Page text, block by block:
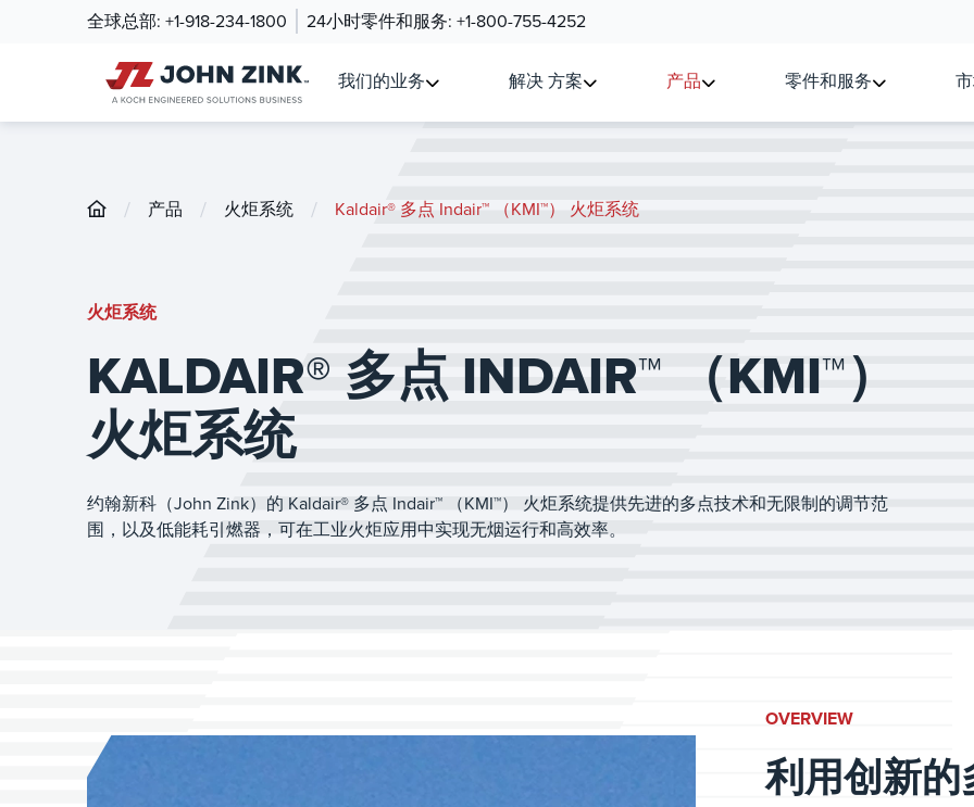
全球总部: +1-918-234-1800 24小时零件和服务: +1-800-755-4252
我们的业务 解决 方案 产品 零件和服务
/ 产品 / 火炬系统 / Kaldair® 多点 Indair™ （KMI™） 火炬系统
火炬系统
KALDAIR® 多点 INDAIR™ （KMI™）
火炬系统
约翰新科（John Zink）的 Kaldair® 多点 Indair™ （KMI™） 火炬系统提供先进的多点技术和无限制的调节范
围，以及低能耗引燃器，可在工业火炬应用中实现无烟运行和高效率。
OVERVIEW
利用创新